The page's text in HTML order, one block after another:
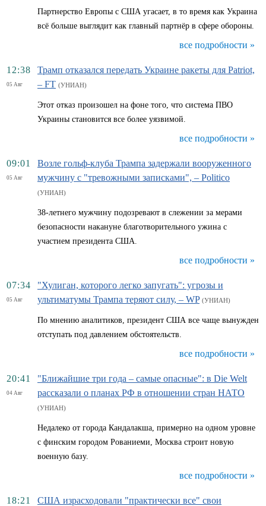
Партнерство Европы с США угасает, в то время как Украина
всё больше выглядит как главный партнёр в сфере обороны.
все подробности »
12:38
05 Авг
Трамп отказался передать Украине ракеты для Patriot,
– FT (УНИАН)
Этот отказ произошел на фоне того, что система ПВО
Украины становится все более уязвимой.
все подробности »
09:01
05 Авг
Возле гольф-клуба Трампа задержали вооруженного
мужчину с "тревожными записками", – Politico
(УНИАН)
38-летнего мужчину подозревают в слежении за мерами
безопасности накануне благотворительного ужина с
участием президента США.
все подробности »
07:34
05 Авг
"Хулиган, которого легко запугать": угрозы и
ультиматумы Трампа теряют силу, – WP (УНИАН)
По мнению аналитиков, президент США все чаще вынужден
отступать под давлением обстоятельств.
все подробности »
20:41
04 Авг
"Ближайшие три года – самые опасные": в Die Welt
рассказали о планах РФ в отношении стран НАТО
(УНИАН)
Недалеко от города Кандалакша, примерно на одном уровне
с финским городом Рованиеми, Москва строит новую
военную базу.
все подробности »
18:21
США израсходовали "практически все" свои